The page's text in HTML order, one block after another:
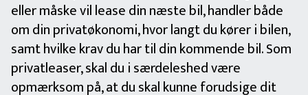
eller måske vil lease din næste bil, handler både
om din privatøkonomi, hvor langt du kører i bilen,
samt hvilke krav du har til din kommende bil. Som
privatleaser, skal du i særdeleshed være
opmærksom på, at du skal kunne forudsige dit